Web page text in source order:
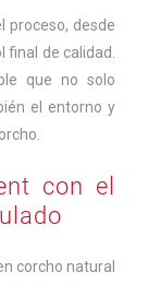
proceso, desde
final de calidad.
que no solo
el entorno y
con el
corcho natural